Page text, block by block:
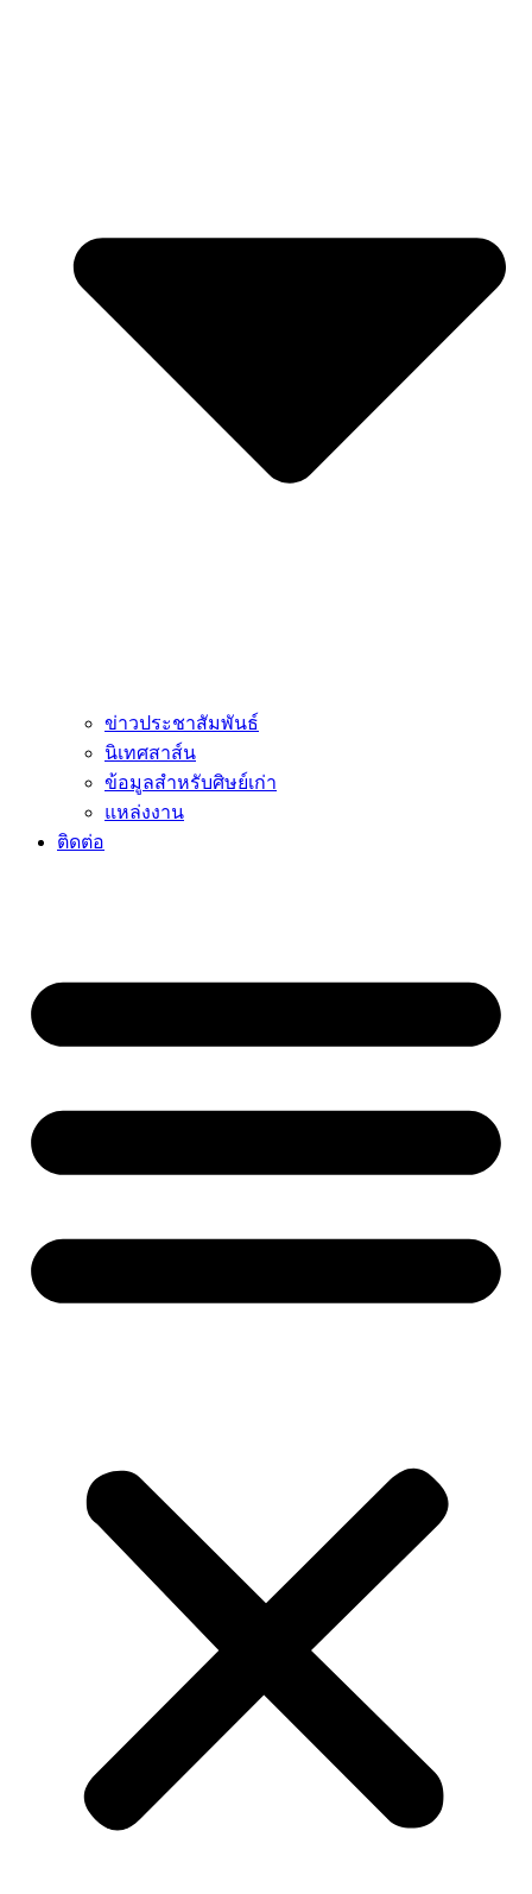
ข่าวประชาสัมพันธ์
นิเทศสาส์น
ข้อมูลสำหรับศิษย์เก่า
แหล่งงาน
ติดต่อ